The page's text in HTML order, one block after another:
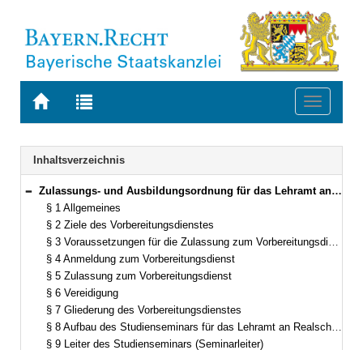
Zur
BAYERN.RECHT
Zur
letzten
Suche
Toggle
Navigation
Inhaltsverzeichnis
Bereich reduzieren
Zulassungs- und Ausbildungsordnung für das Lehramt an Realschulen (ZALR) Vom 31. August 1995 (GVBl. S. 682) BayRS 2038-3-4-5-1-K (§§ 1–24)
§ 1 Allgemeines
§ 2 Ziele des Vorbereitungsdienstes
§ 3 Voraussetzungen für die Zulassung zum Vorbereitungsdienst
§ 4 Anmeldung zum Vorbereitungsdienst
§ 5 Zulassung zum Vorbereitungsdienst
§ 6 Vereidigung
§ 7 Gliederung des Vorbereitungsdienstes
§ 8 Aufbau des Studienseminars für das Lehramt an Realschulen
§ 9 Leiter des Studienseminars (Seminarleiter)